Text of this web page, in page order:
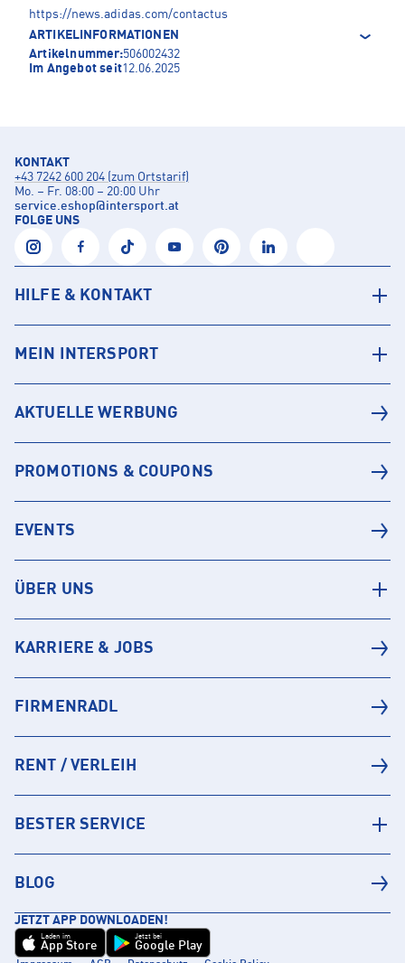
https://news.adidas.com/contactus
ARTIKELINFORMATIONEN
Artikelnummer:506002432
Im Angebot seit12.06.2025
KONTAKT
+43 7242 600 204 (zum Ortstarif)
Mo. – Fr. 08:00 – 20:00 Uhr
service.eshop@intersport.at
FOLGE UNS
HILFE & KONTAKT
MEIN INTERSPORT
AKTUELLE WERBUNG
PROMOTIONS & COUPONS
EVENTS
ÜBER UNS
KARRIERE & JOBS
FIRMENRADL
RENT / VERLEIH
BESTER SERVICE
BLOG
JETZT APP DOWNLOADEN!
Laden im
App Store
Jetzt bei
Google Play